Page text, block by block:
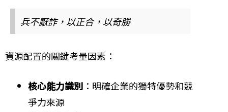
兵不厭詐，以正合，以奇勝
資源配置的關鍵考量因素：
核心能力識別 ：明確企業的獨特優勢和競
爭力來源